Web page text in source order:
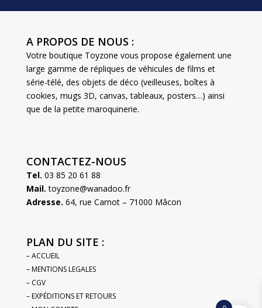
A PROPOS DE NOUS :
Votre boutique Toyzone vous propose également une
large gamme de répliques de véhicules de films et
série-télé, des objets de déco (veilleuses, boîtes à
cookies, mugs 3D, canvas, tableaux, posters…) ainsi
que de la petite maroquinerie.
CONTACTEZ-NOUS
Tel. 03 85 20 61 88
Mail. toyzone@wanadoo.fr
Adresse. 64, rue Carnot – 71000 Mâcon
PLAN DU SITE :
– ACCUEIL
– MENTIONS LEGALES
– CGV
– EXPÉDITIONS ET RETOURS